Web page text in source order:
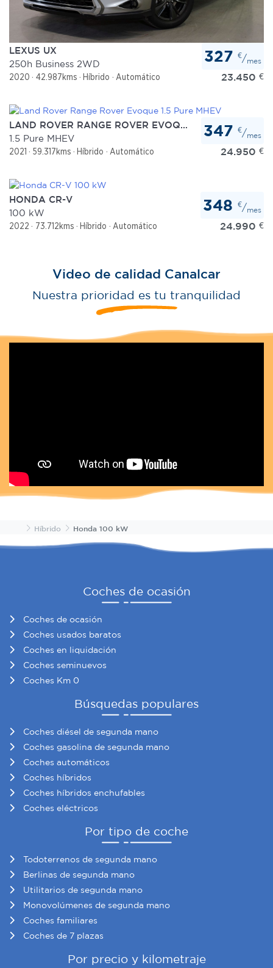
LEXUS UX
250h Business 2WD
2020 42.987kms Híbrido Automático 23.450 €
327 €/mes
LAND ROVER RANGE ROVER EVOQUE
1.5 Pure MHEV
2021 59.317kms Híbrido Automático 24.950 €
347 €/mes
HONDA CR-V
100 kW
2022 73.712kms Híbrido Automático 24.990 €
348 €/mes
Video de calidad Canalcar
Nuestra prioridad es tu tranquilidad
InicioHíbrido Honda 100 kW
Coches de ocasión
Coches de ocasión
Coches usados baratos
Coches en liquidación
Coches seminuevos
Coches Km 0
Búsquedas populares
Coches diésel de segunda mano
Coches gasolina de segunda mano
Coches automáticos
Coches híbridos
Coches híbridos enchufables
Coches eléctricos
Por tipo de coche
Todoterrenos de segunda mano
Berlinas de segunda mano
Utilitarios de segunda mano
Monovolúmenes de segunda mano
Coches familiares
Coches de 7 plazas
Por precio y kilometraje